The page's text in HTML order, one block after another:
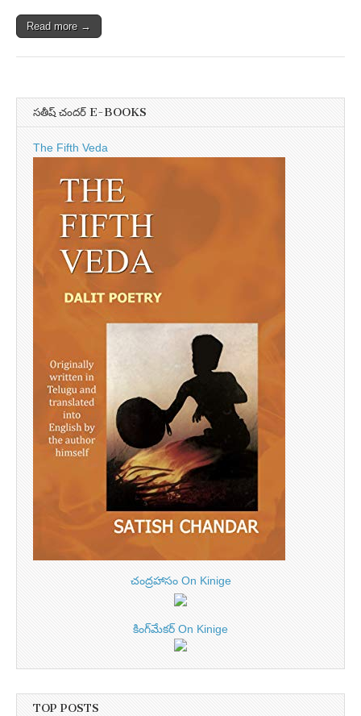
Read more →
సతీష్ చందర్ E-BOOKS
The Fifth Veda
చంద్రహాసం On Kinige
కింగ్‌మేకర్ On Kinige
TOP POSTS